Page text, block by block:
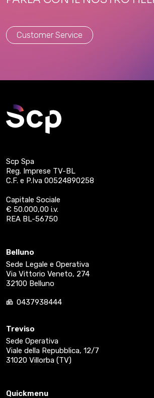
Customer Service
Scp Spa
Reg. Imprese TV-BL
C.F. e P.Iva 00524890258
Capitale Sociale
€ 50.000,00 i.v.
REA BL-56750
Belluno
Sede Legale e Operativa
Via Vittorio Veneto, 274
32100 Belluno
0437938444
Treviso
Sede Operativa
Viale della Repubblica, 12/7
31020 Villorba (TV)
Quickmenu